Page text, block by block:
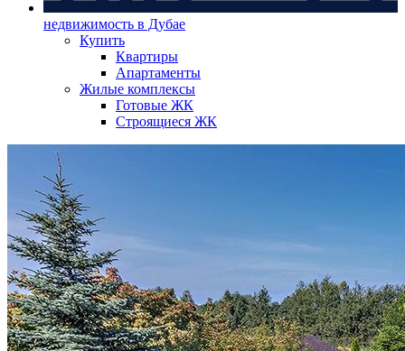
недвижимость в Дубае
Купить
Квартиры
Апартаменты
Жилые комплексы
Готовые ЖК
Строящиеся ЖК